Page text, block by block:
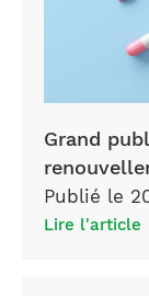
Grand
Publié le
Lire l'article